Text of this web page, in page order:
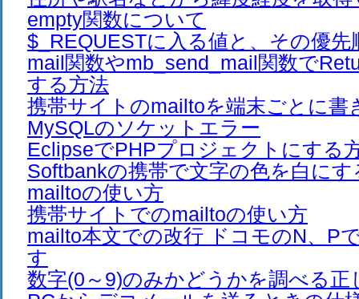
empty関数について
$_REQUESTに入る値と、その優先
mail関数やmb_send_mail関数で
する方法
携帯サイトのmailtoを端末ごとに書
MySQLのソケットエラー
EclipseでPHPプロジェクトにする
Softbankの携帯で文字の色を白に
mailtoの使い方
携帯サイトでのmailtoの使い方
mailto本文での改行 ドコモのN、P
す
数字(0～9)のみかどうかを調べる正